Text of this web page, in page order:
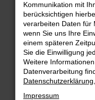
Fehler:
Beim Laden ist ein
Hier sind ein paar
Überprüfe
Laden andere
Suchmaschine?
Kommunikation mit
berücksichtigen
verarbeiten Daten für
wenn Sie uns Ihre
einem späteren
Sie die Einwilligung
Weitere
Datenverarbeitung
Datenschutzerklärung
Impressum